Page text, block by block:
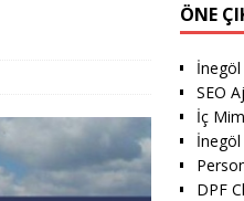
ÖNE
İnegöl
SEO
İç
DPF